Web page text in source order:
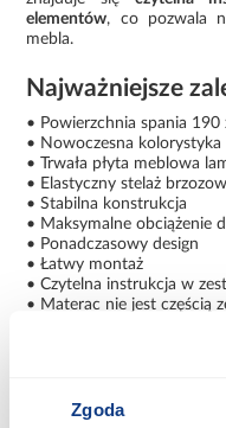
Zgoda
elementów, co pozwala
mebla.
Najważniejsze
• Powierzchnia spania 190
• Nowoczesna kolorystyka
• Trwała płyta meblowa
• Elastyczny stelaż
• Stabilna konstrukcja
• Maksymalne obciążenie
• Ponadczasowy design
• Łatwy montaż
• Czytelna instrukcja w
• Materac nie jest częścią
połączenie wygody,